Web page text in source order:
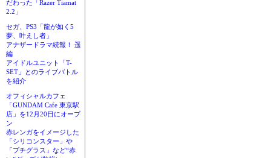
だわった「Razer Tiamat
2.2」
セガ、PS3「龍が如く5
夢、叶えし者」
アナザードラマ続報！ 遥
編
アイドルユニット「T-
SET」とのライブバトル
を紹介
オフィシャルカフェ
「GUNDAM Cafe 東京駅
店」を12月20日にオープ
ン
赤レンガをイメージした
「シリコンスター」や
「プチグラス」など“赤